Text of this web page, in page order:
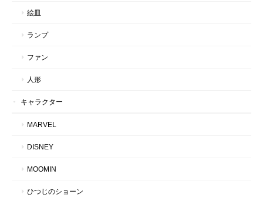
絵皿
ランプ
ファン
人形
キャラクター
MARVEL
DISNEY
MOOMIN
ひつじのショーン